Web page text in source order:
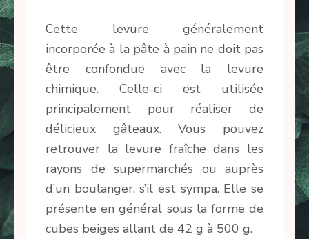
Cette levure généralement
incorporée à la pâte à pain ne doit pas
être confondue avec la levure
chimique. Celle-ci est utilisée
principalement pour réaliser de
délicieux gâteaux. Vous pouvez
retrouver la levure fraîche dans les
rayons de supermarchés ou auprès
d’un boulanger, s’il est sympa. Elle se
présente en général sous la forme de
cubes beiges allant de 42 g à 500 g.